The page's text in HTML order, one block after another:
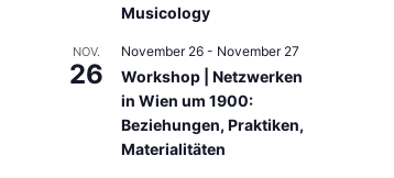
Musicology
NOV.
26
November 26 - November 27
Workshop | Netzwerken
in Wien um 1900:
Beziehungen, Praktiken,
Materialitäten